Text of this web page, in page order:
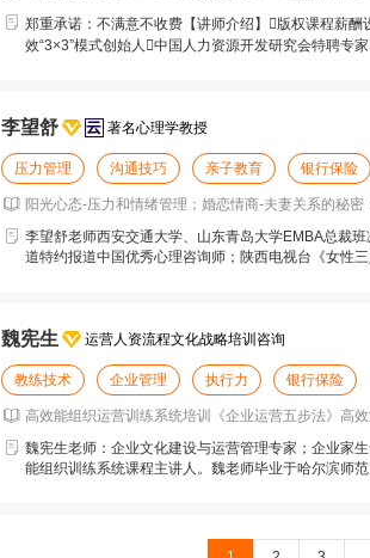
郑重承诺：不满意不收费【讲师介绍】版权课程薪酬
效“3×3”模式创始人中国人力资源开发研究会特聘专家
李望舒 著名心理学教授
压力管理 沟通技巧 亲子教育 银行保险
阳光心态-压力和情绪管理；婚恋情商-夫妻关系的秘密；
李望舒老师西安交通大学、山东青岛大学EMBA总裁
道特约报道中国优秀心理咨询师；陕西电视台《女性
魏宪生 运营人资流程文化战略培训咨询
教练技术 企业管理 执行力 银行保险
高效能组织运营训练系统培训《企业运营五步法》高效能
魏宪生老师：企业文化建设与运营管理专家；企业家
能组织训练系统课程主讲人。魏老师毕业于哈尔滨师范